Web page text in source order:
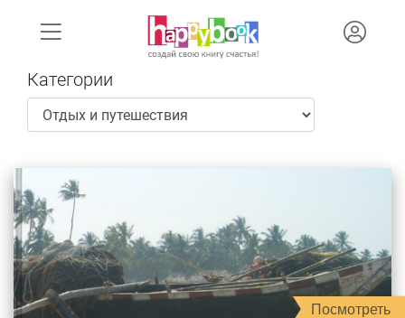
Категории
Посмотреть